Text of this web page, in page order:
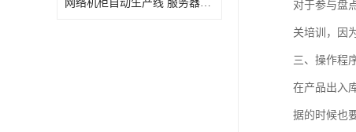
网络机柜自动生产线 服务器机柜生产设备 网络机柜制作设备 对于参与盘
关培训，因
三、操作程
在产品出入
据的时候也